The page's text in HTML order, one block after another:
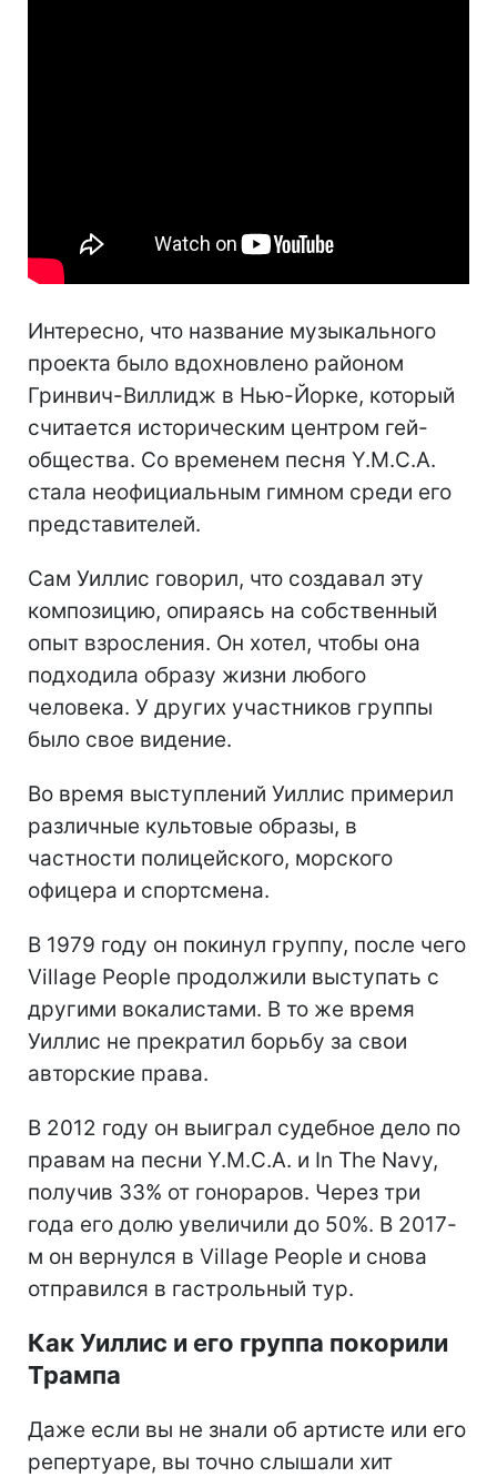
Интересно, что название музыкального
проекта было вдохновлено районом
Гринвич-Виллидж в Нью-Йорке, который
считается историческим центром гей-
общества. Со временем песня Y.M.C.A.
стала неофициальным гимном среди его
представителей.
Сам Уиллис говорил, что создавал эту
композицию, опираясь на собственный
опыт взросления. Он хотел, чтобы она
подходила образу жизни любого
человека. У других участников группы
было свое видение.
Во время выступлений Уиллис примерил
различные культовые образы, в
частности полицейского, морского
офицера и спортсмена.
В 1979 году он покинул группу, после чего
Village People продолжили выступать с
другими вокалистами. В то же время
Уиллис не прекратил борьбу за свои
авторские права.
В 2012 году он выиграл судебное дело по
правам на песни Y.M.C.A. и In The Navy,
получив 33% от гонораров. Через три
года его долю увеличили до 50%. В 2017-
м он вернулся в Village People и снова
отправился в гастрольный тур.
Как Уиллис и его группа покорили
Трампа
Даже если вы не знали об артисте или его
репертуаре, вы точно слышали хит